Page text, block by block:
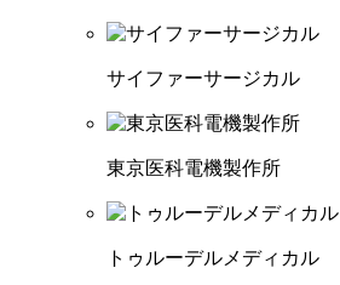
サイファーサージカル
東京医科電機製作所
トゥルーデルメディカル